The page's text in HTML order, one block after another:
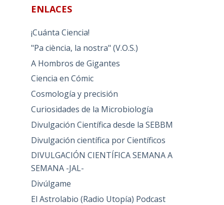
ENLACES
¡Cuánta Ciencia!
"Pa ciència, la nostra" (V.O.S.)
A Hombros de Gigantes
Ciencia en Cómic
Cosmología y precisión
Curiosidades de la Microbiología
Divulgación Científica desde la SEBBM
Divulgación científica por Científicos
DIVULGACIÓN CIENTÍFICA SEMANA A
SEMANA -JAL-
Divúlgame
El Astrolabio (Radio Utopía) Podcast